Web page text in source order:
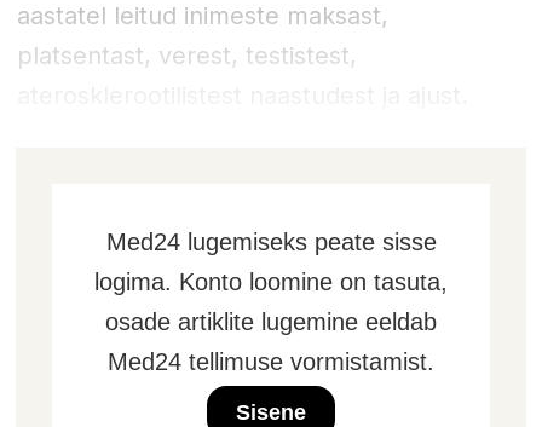
aastatel leitud inimeste maksast,
platsentast, verest, testistest,
Med24 lugemiseks peate sisse
logima. Konto loomine on tasuta,
osade artiklite lugemine eeldab
Med24 tellimuse vormistamist.
Sisene